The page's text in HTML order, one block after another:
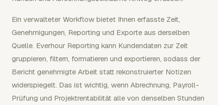
Ein verwalteter Workflow bietet Ihnen erfasste Zeit,
Genehmigungen, Reporting und Exporte aus derselben
Quelle. Everhour Reporting kann Kundendaten zur Zeit
gruppieren, filtern, formatieren und exportieren, sodass der
Bericht genehmigte Arbeit statt rekonstruierter Notizen
widerspiegelt. Das ist wichtig, wenn Abrechnung, Payroll-
Prüfung und Projektrentabilität alle von denselben Stunden